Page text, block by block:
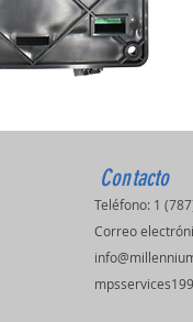
Contacto
Teléfono: 1
Correo